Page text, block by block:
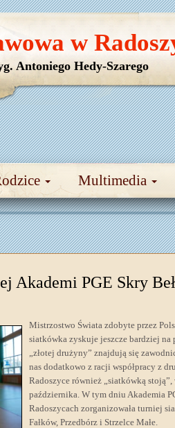
Multimedia
w
Antoniego Hedy-Szarego
Akademi PGE Skry
Mistrzostwo Świata zdobyte przez
siatkówka zyskuje jeszcze bardziej na
„złotej drużyny” znajdują się
nas dodatkowo z racji współpracy z
Radoszyce również „siatkówką stoją”,
października. W tym dniu Akademia
Radoszycach zorganizowała turniej
Fałków, Przedbórz i Strzelce Małe.